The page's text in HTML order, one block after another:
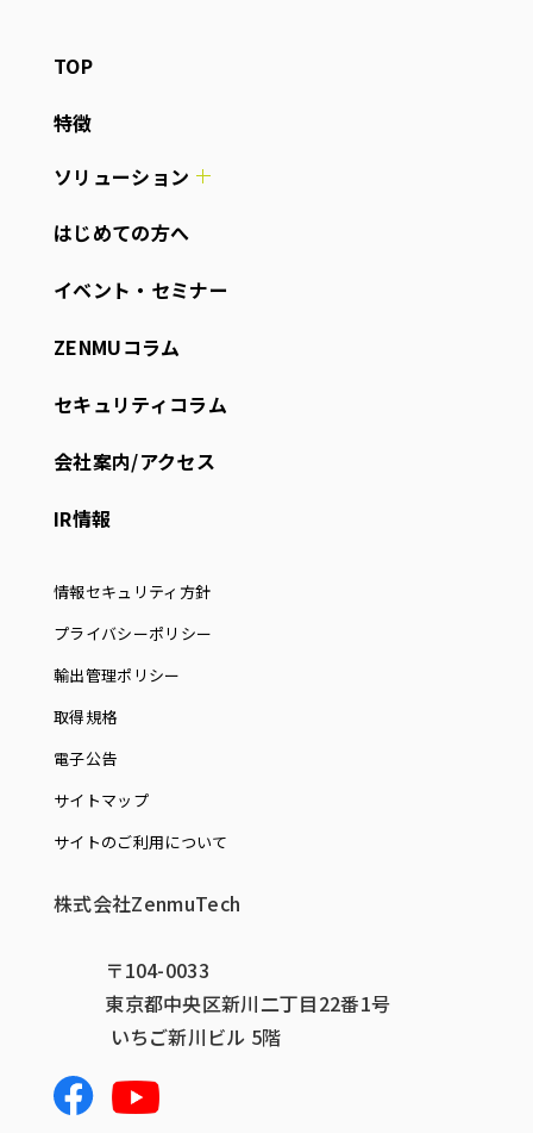
TOP
特徴
ソリューション
はじめての方へ
イベント・セミナー
ZENMUコラム
セキュリティコラム
会社案内/アクセス
IR情報
情報セキュリティ方針
プライバシーポリシー
輸出管理ポリシー
取得規格
電子公告
サイトマップ
サイトのご利用について
株式会社ZenmuTech
〒104-0033
東京都中央区新川二丁目22番1号
いちご新川ビル 5階